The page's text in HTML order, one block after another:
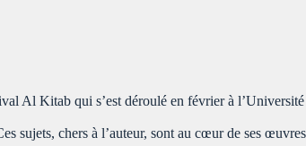
Al Kitab qui s’est déroulé en février à l’Université
sujets, chers à l’auteur, sont au cœur de ses œuvres